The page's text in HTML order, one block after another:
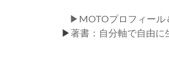
▶MOTOプロフィール
▶著書：自分軸で自由に